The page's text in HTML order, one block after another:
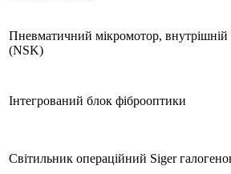
Пневматичний мікромотор, внутрішній
(NSK)
Інтегрований блок фіброоптики
Світильник операційний Siger